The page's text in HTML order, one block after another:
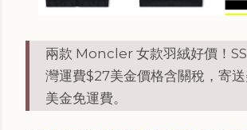
兩款 Moncler 女款羽絨好價！
灣運費$27美金價格含關稅，寄
美金免運費。